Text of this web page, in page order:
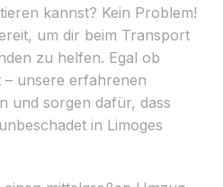
kannst? Kein Problem!
um dir beim Transport
zu helfen. Egal ob
unsere erfahrenen
und sorgen dafür, dass
in Limoges